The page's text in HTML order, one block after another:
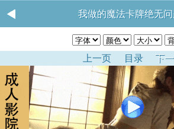
我做的魔法卡牌绝无问
上一页 目录 下